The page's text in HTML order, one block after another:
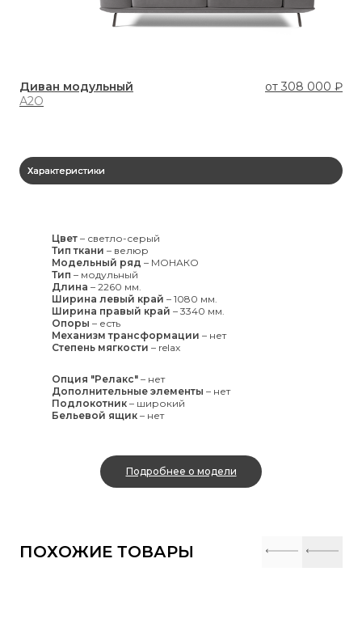
Диван модульный от 308 000 ₽
А2О
Характеристики
Цвет – светло-серый
Тип ткани – велюр
Модельный ряд – МОНАКО
Тип – модульный
Длина – 2260 мм.
Ширина левый край – 1080 мм.
Ширина правый край – 3340 мм.
Опоры – есть
Механизм трансформации – нет
Степень мягкости – relax
Опция "Релакс" – нет
Дополнительные элементы – нет
Подлокотник – широкий
Бельевой ящик – нет
Подробнее о модели
ПОХОЖИЕ ТОВАРЫ